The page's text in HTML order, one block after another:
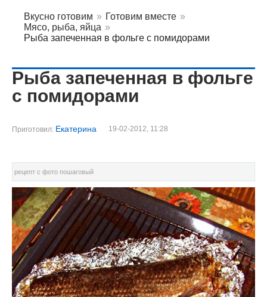
Вкусно готовим » Готовим вместе »
Мясо, рыба, яйца »
Рыба запеченная в фольге с помидорами
Рыба запеченная в фольге
с помидорами
Приготовил: Екатерина 19-02-2012, 11:28
рецепт с фото пошаговый